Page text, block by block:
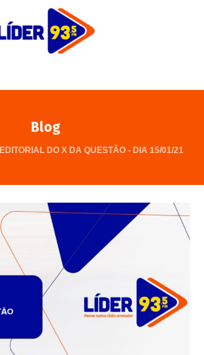
Blog
EDITORIAL DO X DA QUESTÃO - DIA 15/01/21